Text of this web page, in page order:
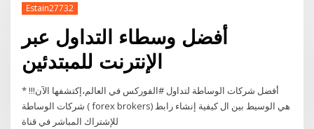
Estain27732
أفضل وسطاء التداول عبر
الإنترنت للمبتدئين
* أفضل شركات الوساطة لتداول #الفوركس في العالم،إكتشفها الآن!!!
شركات الوساطة ( forex brokers) هي الوسيط بين ال كيفية إنشاء رابط